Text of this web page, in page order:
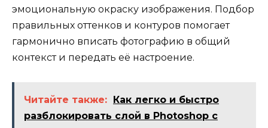
эмоциональную окраску изображения. Подбор
правильных оттенков и контуров помогает
гармонично вписать фотографию в общий
контекст и передать её настроение.
Читайте также: Как легко и быстро
разблокировать слой в Photoshop с